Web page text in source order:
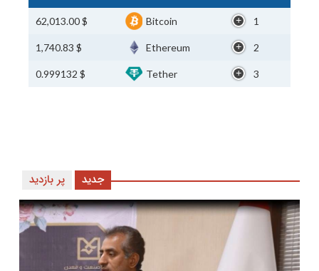
1
Bitcoin
$ 62,013.00
2
Ethereum
$ 1,740.83
3
Tether
$ 0.999132
پر بازدید جدید